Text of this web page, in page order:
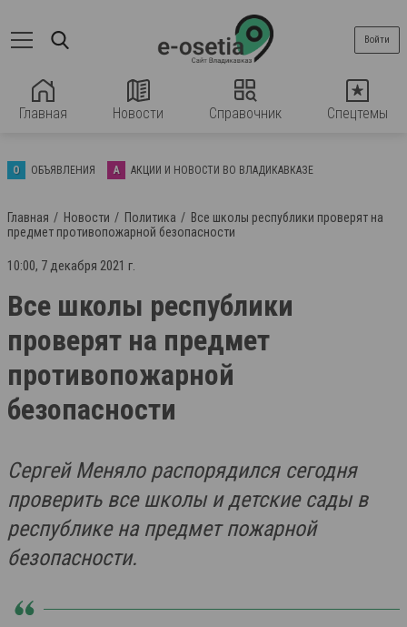
Главная Новости Справочник Спецтемы
Войти
О ОБЪЯВЛЕНИЯ А АКЦИИ И НОВОСТИ ВО ВЛАДИКАВКАЗЕ
Главная Новости Политика
Все школы республики проверят на
предмет противопожарной безопасности
10:00, 7 декабря 2021 г.
Все школы республики
проверят на предмет
противопожарной
безопасности
Сергей Меняло распорядился сегодня
проверить все школы и детские сады в
республике на предмет пожарной
безопасности.